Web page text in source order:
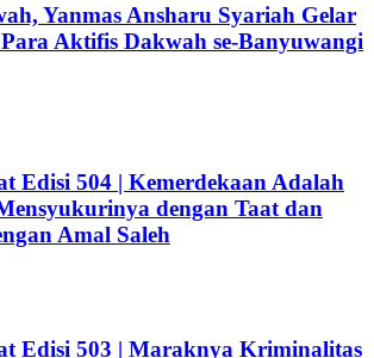
Yanmas Ansharu Syariah Gelar
Aktifis Dakwah se-Banyuwangi
Edisi 504 | Kemerdekaan Adalah
dengan Taat dan
Amal Saleh
Edisi 503 | Maraknya Kriminalitas